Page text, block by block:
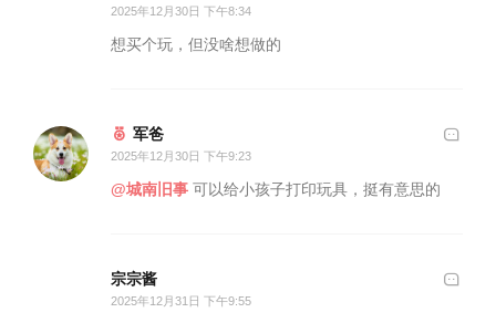
2025年12月30日 下午8:34
想买个玩，但没啥想做的
军爸
2025年12月30日 下午9:23
@城南旧事 可以给小孩子打印玩具，挺有意思的
宗宗酱
2025年12月31日 下午9:55